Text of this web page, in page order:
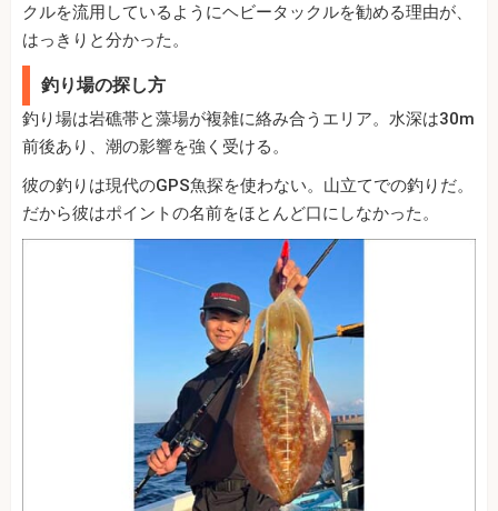
クルを流用しているようにヘビータックルを勧める理由が、
はっきりと分かった。
釣り場の探し方
釣り場は岩礁帯と藻場が複雑に絡み合うエリア。水深は30m
前後あり、潮の影響を強く受ける。
彼の釣りは現代のGPS魚探を使わない。山立てでの釣りだ。
だから彼はポイントの名前をほとんど口にしなかった。